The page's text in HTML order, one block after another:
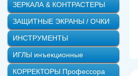
ЗЕРКАЛА & КОНТРАСТЕРЫ
ЗАЩИТНЫЕ ЭКРАНЫ / ОЧКИ
ИНСТРУМЕНТЫ
ИГЛЫ инъекционные
КОРРЕКТОРЫ Профессора